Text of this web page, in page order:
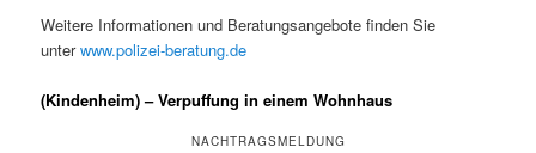
Weitere Informationen und Beratungsangebote finden Sie
unterwww.polizei-beratung.de
(Kindenheim) – Verpuffung in einem Wohnhaus
NACHTRAGSMELDUNG